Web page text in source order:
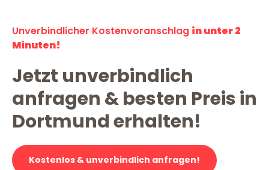
Unverbindlicher Kostenvoranschlag in unter 2
Minuten!
Jetzt unverbindlich
anfragen & besten Preis in
Dortmund erhalten!
Kostenlos & unverbindlich anfragen!